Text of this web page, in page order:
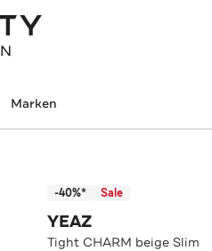
Marken
-40%* Sale
YEAZ
Tight CHARM beige Slim